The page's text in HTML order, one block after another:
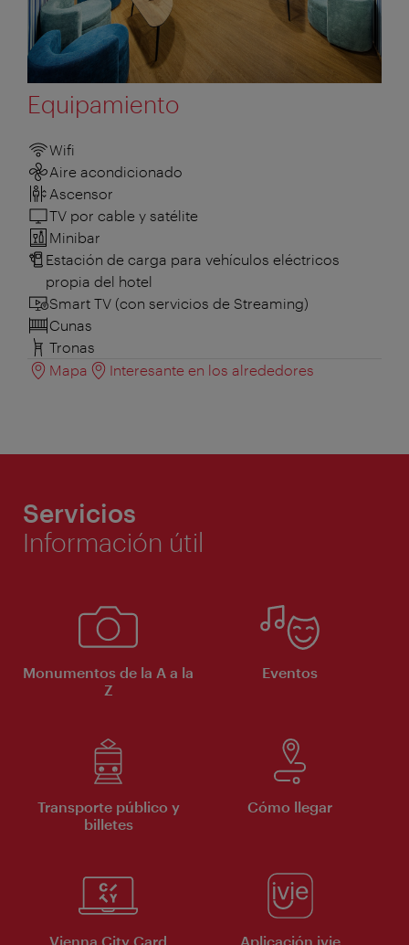
Equipamiento
Wifi
Aire acondicionado
Ascensor
TV por cable y satélite
Minibar
Estación de carga para vehículos eléctricos
propia del hotel
Smart TV (con servicios de Streaming)
Cunas
Tronas
Mapa
Interesante en los alrededores
Servicios
Información útil
Monumentos de la A a la
Z
Eventos
Transporte público y
billetes
Cómo llegar
Vienna City Card Aplicación ivie